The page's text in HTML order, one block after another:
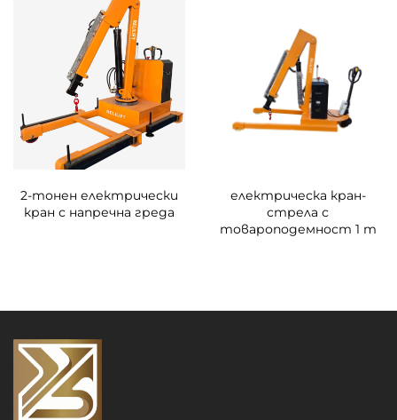
2-тонен електрически
кран с напречна греда
електрическа кран-
стрела с
товароподемност 1 т